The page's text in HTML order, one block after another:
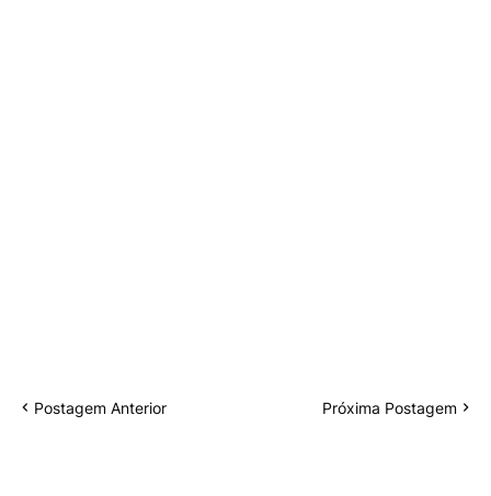
Postagem Anterior Próxima Postagem